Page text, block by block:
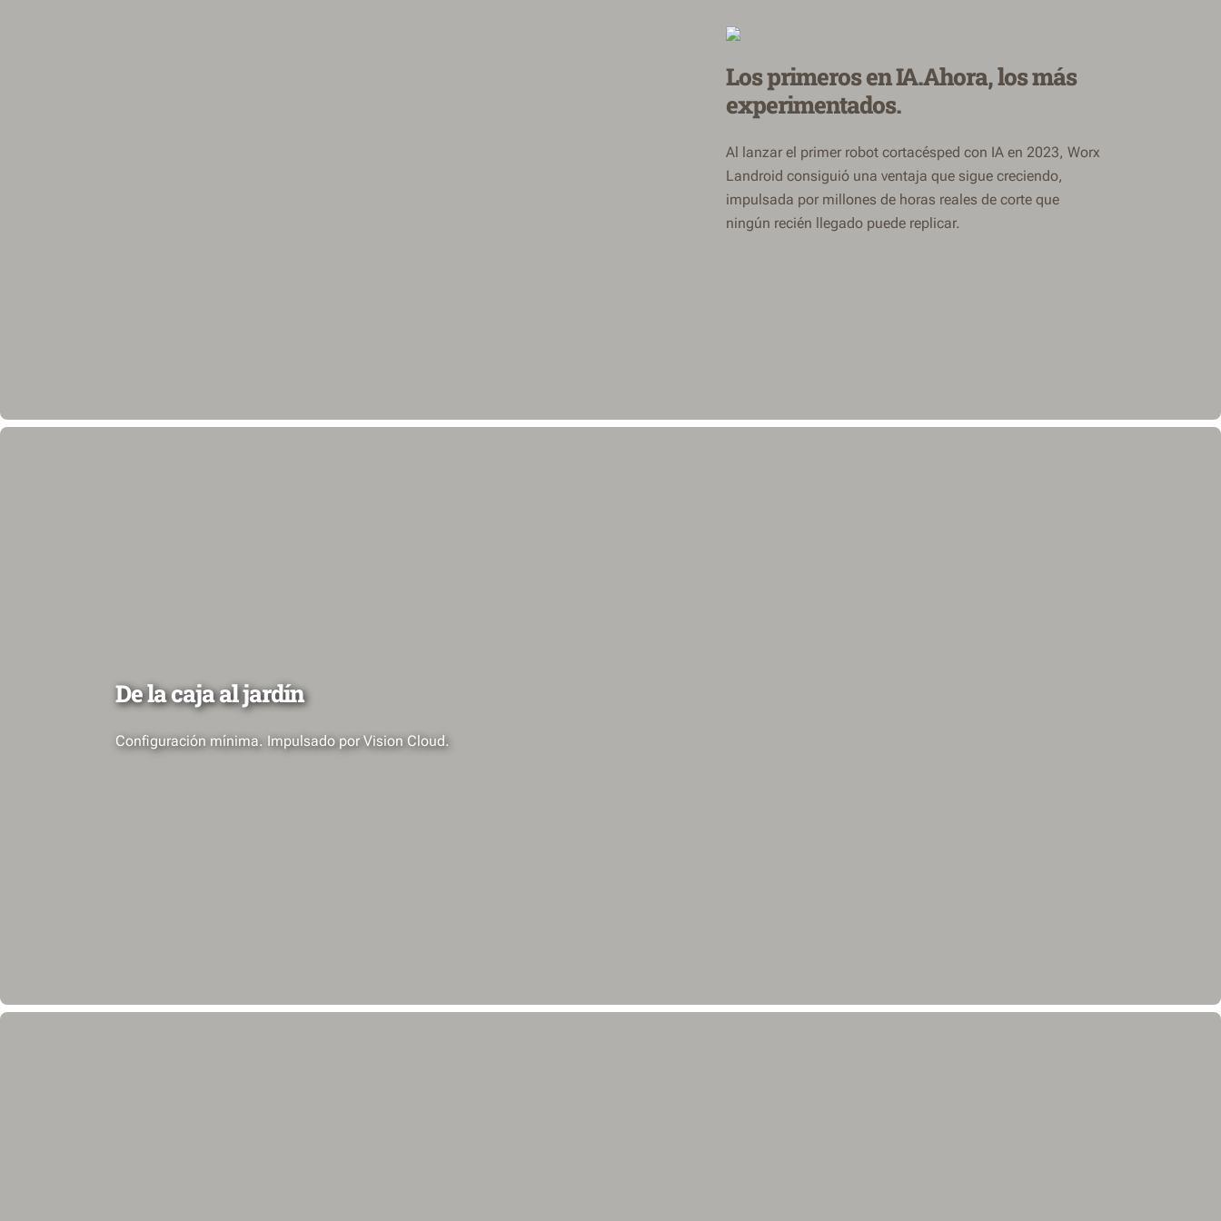
Los primeros en IA.Ahora, los más
experimentados.
Al lanzar el primer robot cortacésped con IA en 2023, Worx
Landroid consiguió una ventaja que sigue creciendo,
impulsada por millones de horas reales de corte que
ningún recién llegado puede replicar.
De la caja al jardín
Configuración mínima. Impulsado por Vision Cloud.